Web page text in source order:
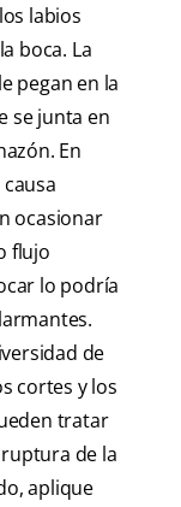
labios
boca. La
pegan en la
se junta en
En
ocasionar
flujo
lo podría
de
cortes y los
tratar
de la
aplique